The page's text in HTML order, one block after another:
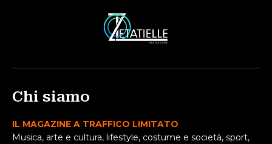
Chi siamo
IL MAGAZINE A TRAFFICO LIMITATO
Musica, arte e cultura, lifestyle, costume e società, sport,